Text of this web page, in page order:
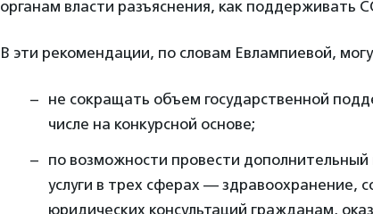
органам власти разъяснения, как поддерживать
В эти рекомендации, по словам Евлампиевой,
не сокращать объем государственной
числе на конкурсной основе;
по возможности провести
услуги в трех сферах — здравоохранение,
юридических консультаций гражданам,